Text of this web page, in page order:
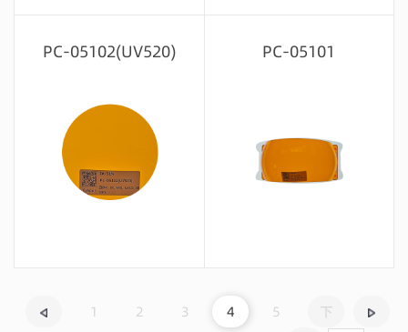
PC-05102(UV520) PC-05101
1 2 3 4 5
下